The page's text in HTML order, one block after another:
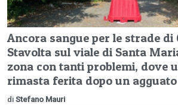
Ancora sangue per le strade di
Stavolta sul viale di Santa
zona con tanti problemi, dove
rimasta ferita dopo un agguato
di Stefano Mauri